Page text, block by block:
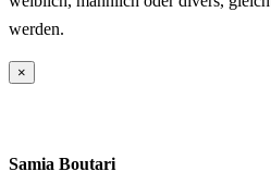
werden.
×
Samia Boutari